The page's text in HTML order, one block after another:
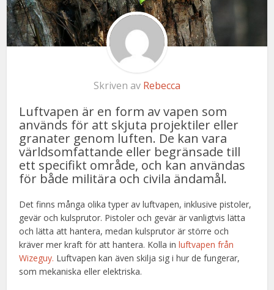
Skriven av Rebecca
Luftvapen är en form av vapen som
används för att skjuta projektiler eller
granater genom luften. De kan vara
världsomfattande eller begränsade till
ett specifikt område, och kan användas
för både militära och civila ändamål.
Det finns många olika typer av luftvapen, inklusive pistoler,
gevär och kulsprutor. Pistoler och gevär är vanligtvis lätta
och lätta att hantera, medan kulsprutor är större och
kräver mer kraft för att hantera. Kolla inluftvapen från
Wizeguy. Luftvapen kan även skilja sig i hur de fungerar,
som mekaniska eller elektriska.